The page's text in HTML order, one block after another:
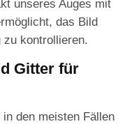
unseres Auges mit
das Bild
zu kontrollieren.
Gitter für
den meisten Fällen